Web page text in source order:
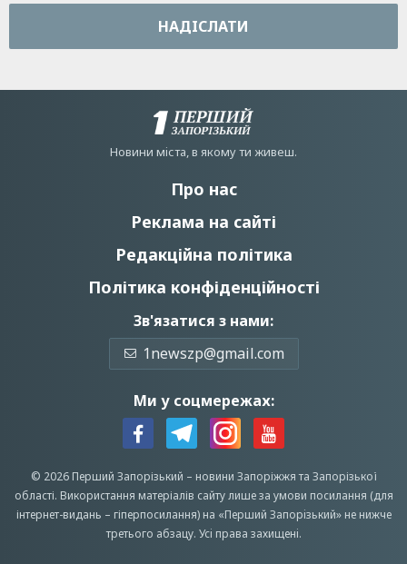
НАДIСЛАТИ
Новини мiста, в якому ти живеш.
Про нас
Реклама на сайті
Редакційна політика
Політика конфіденційності
Зв'язатися з нами:
1newszp@gmail.com
Ми у соцмережах:
© 2026 Перший Запорізький – новини Запоріжжята Запорізької
області. Використання матеріалів сайту лише за умови посилання (для
інтернет-видань – гіперпосилання) на «Перший Запорiзький» не нижче
третього абзацу. Усi права захищенi.